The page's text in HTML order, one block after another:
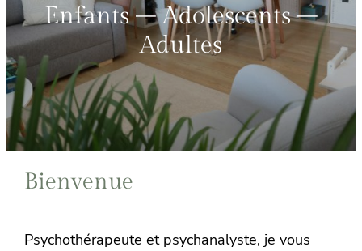
Enfants – Adolescents –
Adultes
Bienvenue
Psychothérapeute et psychanalyste, je vous